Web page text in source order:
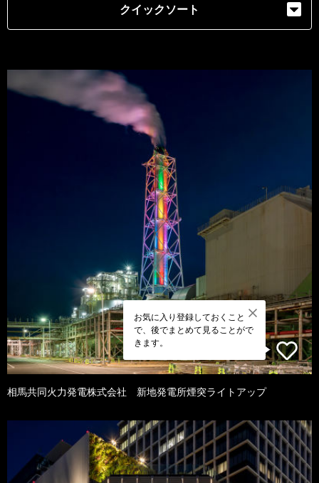
クイックソート
お気に入り登録しておくこと
で、後でまとめて見ることがで
きます。
相馬共同火力発電株式会社 新地発電所煙突ライトアップ